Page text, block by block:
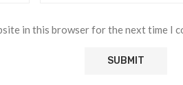
in this browser for the next time I